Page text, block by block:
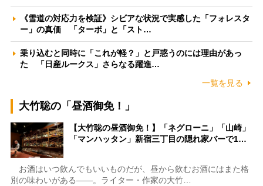
《雪道の対応力を検証》シビアな状況で実感した「フォレスタ
ー」の真価 「ターボ」と「スト…
乗り込むと同時に「これが軽？」と戸惑うのには理由があっ
た 「日産ルークス」さらなる躍進…
一覧を見る
大竹聡の「昼酒御免！」
【大竹聡の昼酒御免！】「ネグローニ」「山崎」
「マンハッタン」新宿三丁目の隠れ家バーで1…
お酒はいつ飲んでもいいものだが、昼から飲むお酒にはまた格
別の味わいがある――。ライター・作家の大竹…